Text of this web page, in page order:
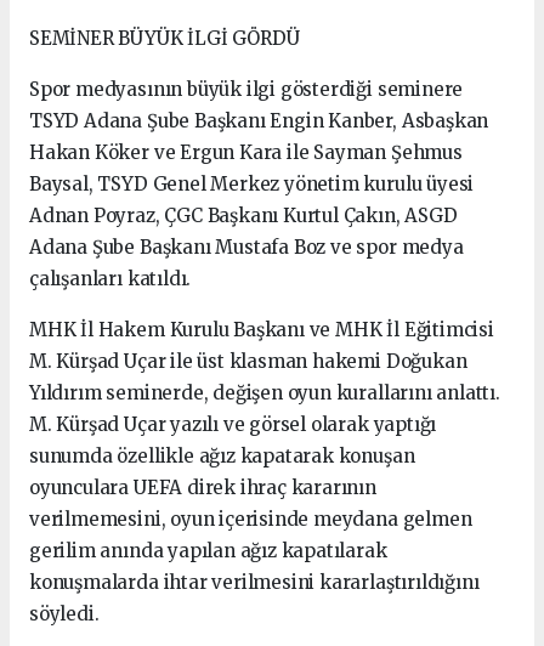
SEMİNER BÜYÜK İLGİ GÖRDÜ
Spor medyasının büyük ilgi gösterdiği seminere
TSYD Adana Şube Başkanı Engin Kanber, Asbaşkan
Hakan Köker ve Ergun Kara ile Sayman Şehmus
Baysal, TSYD Genel Merkez yönetim kurulu üyesi
Adnan Poyraz, ÇGC Başkanı Kurtul Çakın, ASGD
Adana Şube Başkanı Mustafa Boz ve spor medya
çalışanları katıldı.
MHK İl Hakem Kurulu Başkanı ve MHK İl Eğitimcisi
M. Kürşad Uçar ile üst klasman hakemi Doğukan
Yıldırım seminerde, değişen oyun kurallarını anlattı.
M. Kürşad Uçar yazılı ve görsel olarak yaptığı
sunumda özellikle ağız kapatarak konuşan
oyunculara UEFA direk ihraç kararının
verilmemesini, oyun içerisinde meydana gelmen
gerilim anında yapılan ağız kapatılarak
konuşmalarda ihtar verilmesini kararlaştırıldığını
söyledi.